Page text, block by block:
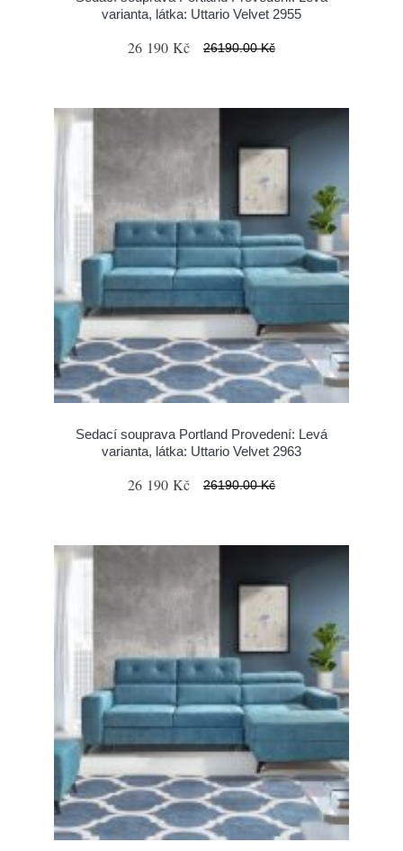
varianta, látka: Uttario Velvet 2955
26 190 Kč 26190.00 Kč
Sedací souprava Portland Provedení: Levá
varianta, látka: Uttario Velvet 2963
26 190 Kč 26190.00 Kč